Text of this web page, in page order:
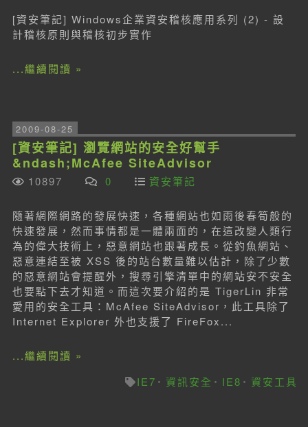
[資安筆記] Windows企業資安稽核應用系列 (2) - 設
計稽核原則與稽核初步實作
...繼續閱讀 »
2009-08-25
[資安筆記] 瀏覽網站的安全好幫手
&ndash;McAfee SiteAdvisor
10897 0 資安筆記
隨著網際網路的發展快速，各種網站也如雨後春筍般的
快速發展，然而事情都是一體兩面的，在這改變人類行
為的偉大技術上，惡意網站也跟著成長。從釣魚網站、
惡意連結至被 XSS 後的站台數量難以估計，除了少數
的惡意網站會提醒外，搜尋引擎清單中的網站安不安全
也要點下去才知道。而這次要介紹的是 TigerLin 非常
愛用的安全工具：McAfee SiteAdvisor，此工具除了
Internet Explorer 外也支援了 FireFox...
...繼續閱讀 »
IE7
資訊安全 IE8 資安工具